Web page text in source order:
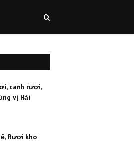
canh rươi,
vị Hải
Rươi kho